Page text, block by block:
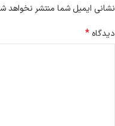
نشانی ایمیل شما منتشر نخواهد
دیدگاه *